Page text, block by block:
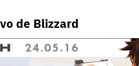
de Blizzard